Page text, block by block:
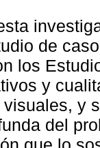
de
los
y
y
del